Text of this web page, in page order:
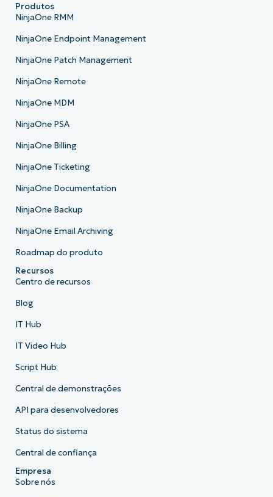
Produtos
NinjaOne RMM
NinjaOne Endpoint Management
NinjaOne Patch Management
NinjaOne Remote
NinjaOne MDM
NinjaOne PSA
NinjaOne Billing
NinjaOne Ticketing
NinjaOne Documentation
NinjaOne Backup
NinjaOne Email Archiving
Roadmap do produto
Recursos
Centro de recursos
Blog
IT Hub
IT Video Hub
Script Hub
Central de demonstrações
API para desenvolvedores
Status do sistema
Central de confiança
Empresa
Sobre nós